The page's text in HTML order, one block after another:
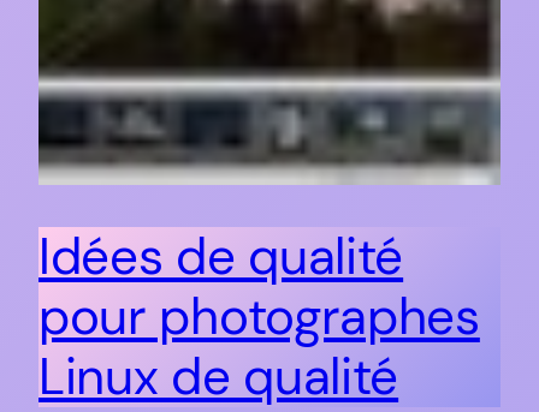
Idées de qualité
pour photographes
Linux de qualité